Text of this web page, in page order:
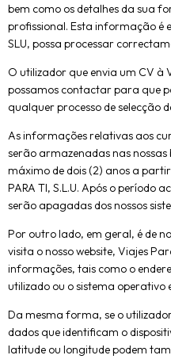
bem como os detalhes da sua
profissional. Esta informação é
SLU, possa processar
O utilizador que envia um CV à
possamos contactar para que
qualquer processo de selecção
As informações relativas aos
serão armazenadas nas
máximo de dois (2) anos a
PARA TI, S.L.U. Após o período
serão apagadas dos nossos
Por outro lado, em geral, é de
visita o nosso website, Viajes
informações, tais como o
utilizado ou o sistema operativo
Da mesma forma, se o
dados que identificam o
latitude ou longitude podem